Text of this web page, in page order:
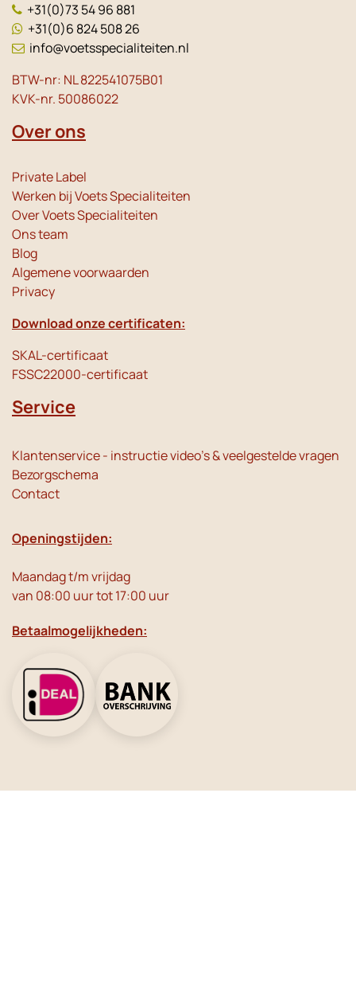
+31(0)73 54 96 881
+31(0)6 824 508 26
info@voetsspecialiteiten.nl
BTW-nr: NL 822541075B01
KVK-nr. 50086022
Over ons
Private Label
Werken bij Voets Specialiteiten
Over Voets Specialiteiten
Ons team
Blog
Algemene voorwaarden
Privacy
Download onze certificaten:
SKAL-certificaat
FSSC22000-certificaat
Service
Klantenservice - instructie video's & veelgestelde vragen
Bezorgschema
Contact
Openingstijden:
Maandag t/m vrijdag
van 08:00 uur tot 17:00 uur
Betaalmogelijkheden: